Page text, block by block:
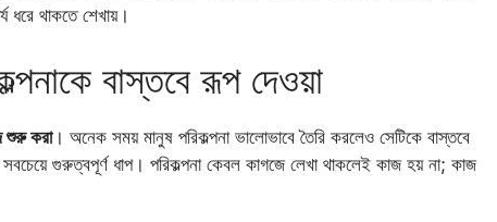
ধরে থাকতে শেখায়।
বাস্তবে রূপ দেওয়া
শুরু করা। অনেক সময় মানুষ পরিকল্পনা ভালোভাবে তৈরি করলেও সেটিকে বাস্তবে
গুরুত্বপূর্ণ ধাপ। পরিকল্পনা কেবল কাগজে লেখা থাকলেই কাজ হয় না; কাজ